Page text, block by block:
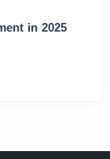
in 2025